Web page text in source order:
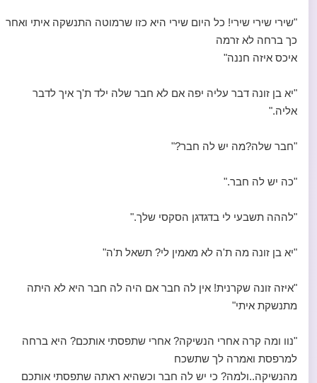
"שירי שירי שירי! כל היום שירי היא כזו שרמוטה התנשקה איתי ואחר
כך ברחה לא זרמה
איכס איזה חננה"
"יא בן זונה דבר עליה יפה אם לא חבר שלה ילד ת'ך איך לדבר
אליה."
"חבר שלה?מה יש לה חבר?"
"כה יש לה חבר."
"לההה תשבעי לי בדגדגן הסקסי שלך."
"יא בן זונה מה ת'ה לא מאמין לי? תשאל ת'ה"
"איזה זונה שקרנית! אין לה חבר אם היה לה חבר היא לא היתה
מתנשקת איתי"
"נוו ומה קרה אחרי הנשיקה? אחרי שתפסתי אותכם? היא ברחה
למרפסת ואמרה לך שתשכח
מהנשיקה..ולמה? כי יש לה חבר וכשהיא ראתה שתפסתי אותכם